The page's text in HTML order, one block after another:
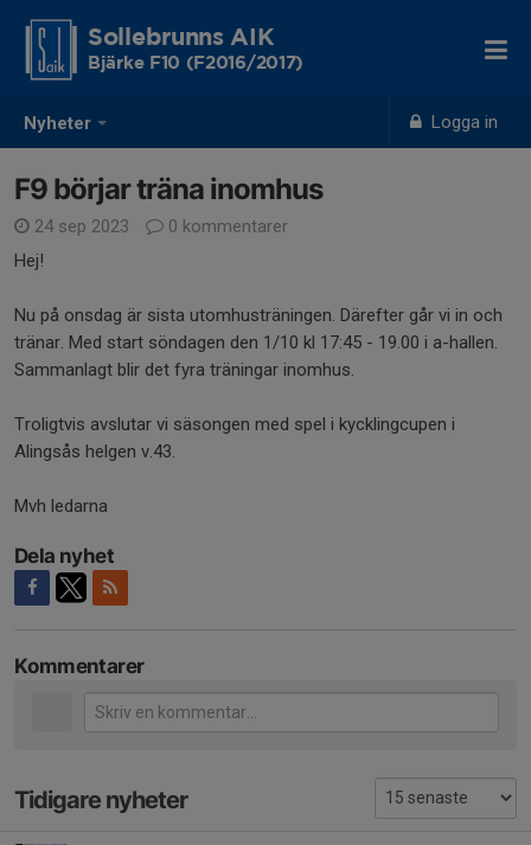
Nyheter Logga in
Sollebrunns AIK
Bjärke F10 (F2016/2017)
F9 börjar träna inomhus
24 sep 2023
0 kommentarer
Hej!
Nu på onsdag är sista utomhusträningen. Därefter går vi in och
tränar. Med start söndagen den 1/10 kl 17:45 - 19.00 i a-hallen.
Sammanlagt blir det fyra träningar inomhus.
Troligtvis avslutar vi säsongen med spel i kycklingcupen i
Alingsås helgen v.43.
Mvh ledarna
Dela nyhet
Kommentarer
Tidigare nyheter